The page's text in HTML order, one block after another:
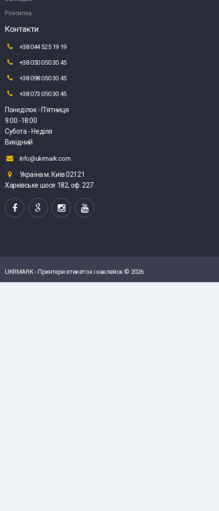
Розсилка
Контакти
+38 044 525 19 19
+38 050 050 30 45
+38 098 050 30 45
+38 073 050 30 45
Понеділок - П'ятниця
9:00 -18:00
Субота - Неділя
Вихідний
info@ukrmark.com
Україна м. Київ 02121
Харківське шосе 182, оф. 227.
UKRMARK - Принтери етикеток і наклейок © 2026